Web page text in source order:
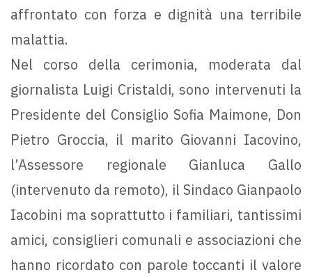
affrontato con forza e dignità una terribile
malattia.
Nel corso della cerimonia, moderata dal
giornalista Luigi Cristaldi, sono intervenuti la
Presidente del Consiglio Sofia Maimone, Don
Pietro Groccia, il marito Giovanni Iacovino,
l’Assessore regionale Gianluca Gallo
(intervenuto da remoto), il Sindaco Gianpaolo
Iacobini ma soprattutto i familiari, tantissimi
amici, consiglieri comunali e associazioni che
hanno ricordato con parole toccanti il valore